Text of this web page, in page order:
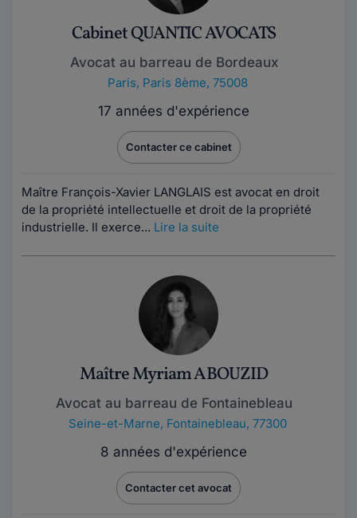
Cabinet QUANTIC AVOCATS
Avocat au barreau de Bordeaux
Paris, Paris 8ème, 75008
17 années d'expérience
Contacter ce cabinet
Maître François-Xavier LANGLAIS est avocat en droit
de la propriété intellectuelle et droit de la propriété
industrielle. Il exerce... Lire la suite
Maître Myriam ABOUZID
Avocat au barreau de Fontainebleau
Seine-et-Marne, Fontainebleau, 77300
8 années d'expérience
Contacter cet avocat